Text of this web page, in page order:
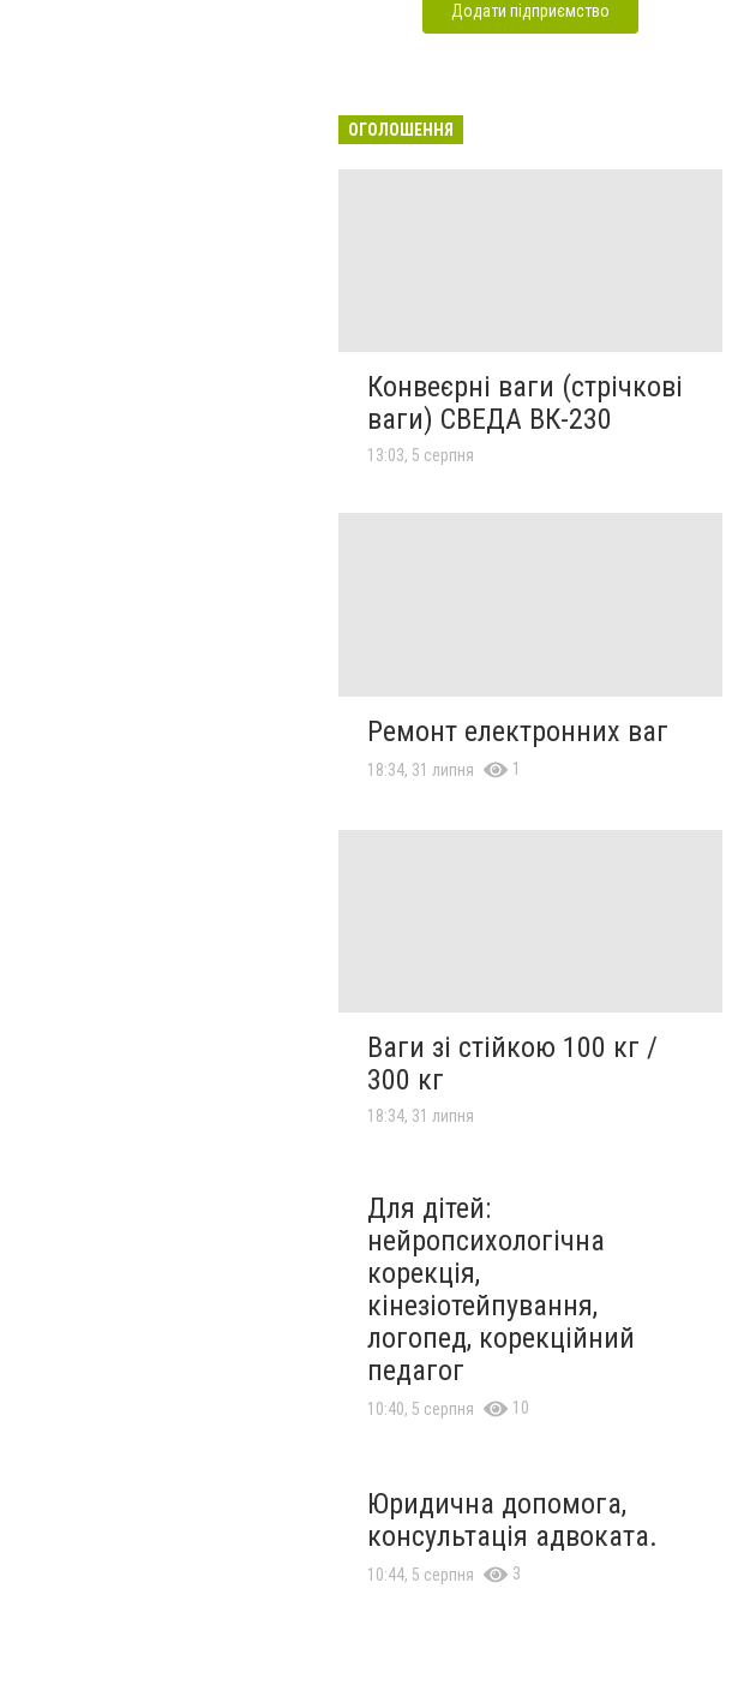
Додати підприємство
ОГОЛОШЕННЯ
Конвеєрні ваги (стрічкові
ваги) СВЕДА ВК-230
13:03, 5 серпня
Ремонт електронних ваг
18:34, 31 липня 1
Ваги зі стійкою 100 кг /
300 кг
18:34, 31 липня
Для дітей:
нейропсихологічна
корекція,
кінезіотейпування,
логопед, корекційний
педагог
10:40, 5 серпня 10
Юридична допомога,
консультація адвоката.
10:44, 5 серпня 3